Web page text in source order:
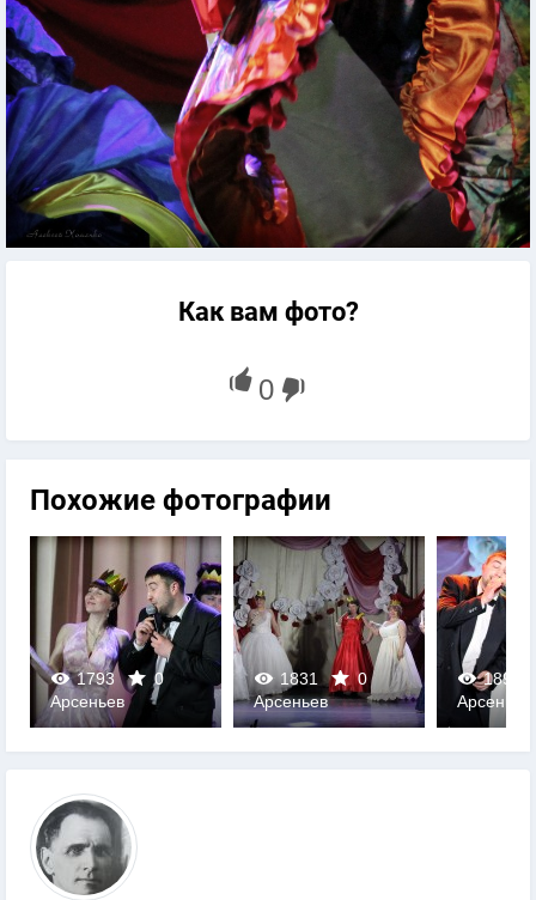
Как вам фото?
Похожие фотографии
1831
0
0
Арсеньев
1897
0
0
Арсеньев
1646
0
Арсеньев